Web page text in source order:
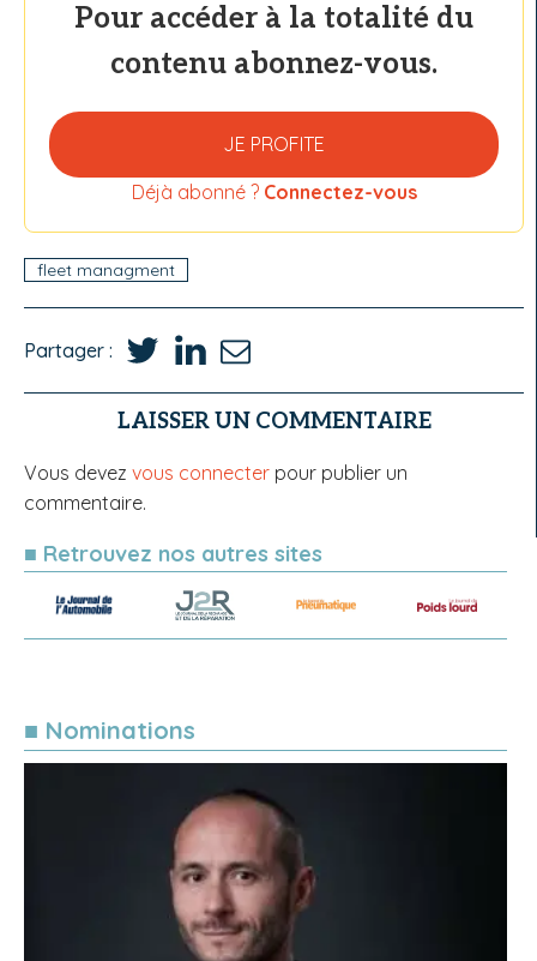
Pour accéder à la totalité du
contenu abonnez-vous.
JE PROFITE
Déjà abonné ? Connectez-vous
fleet managment
Partager :
LAISSER UN COMMENTAIRE
Vous devez vous connecter pour publier un
commentaire.
■ Retrouvez nos autres sites
■ Nominations